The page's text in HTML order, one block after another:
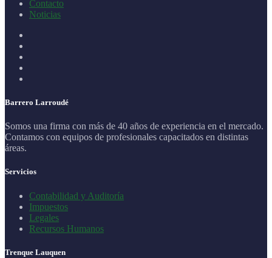
Contacto
Noticias
Barrero Larroudé
Somos una firma con más de 40 años de experiencia en el mercado.
Contamos con equipos de profesionales capacitados en distintas
áreas.
Servicios
Contabilidad y Auditoría
Impuestos
Legales
Recursos Humanos
Trenque Lauquen